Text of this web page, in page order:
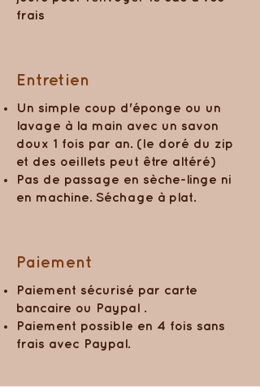
frais
Entretien
Un simple coup d'éponge ou un
lavage à la main avec un savon
doux 1 fois par an. (le doré du zip
et des oeillets peut être altéré)
Pas de passage en sèche-linge ni
en machine. Séchage à plat.
Paiement
Paiement sécurisé par carte
bancaire ou Paypal .
Paiement possible en 4 fois sans
frais avec Paypal.